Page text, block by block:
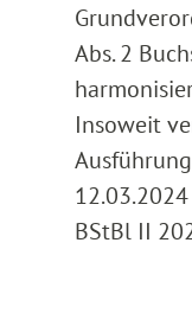
Abs. 2
Insoweit
BStBl II